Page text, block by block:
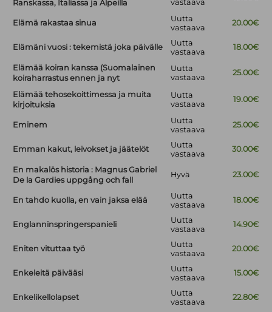
Ranskassa, Italiassa ja Alpeilla
vastaava
Elämä rakastaa sinua
Uutta
vastaava
20.00€
Elämäni vuosi : tekemistä joka päivälle
Uutta
vastaava
18.00€
Elämää koiran kanssa (Suomalainen
koiraharrastus ennen ja nyt
Uutta
vastaava
25.00€
Elämää tehosekoittimessa ja muita
kirjoituksia
Uutta
vastaava
19.00€
Eminem
Uutta
vastaava
25.00€
Emman kakut, leivokset ja jäätelöt
Uutta
vastaava
30.00€
En makalös historia : Magnus Gabriel
De la Gardies uppgång och fall
Hyvä 23.00€
En tahdo kuolla, en vain jaksa elää
Uutta
vastaava
18.00€
Englanninspringerspanieli
Uutta
vastaava
14.90€
Eniten vituttaa työ
Uutta
vastaava
20.00€
Enkeleitä päivääsi
Uutta
vastaava
15.00€
Enkelikellolapset
Uutta
vastaava
22.80€